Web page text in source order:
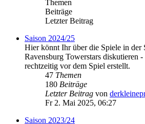
Themen
Beiträge
Letzter Beitrag
Saison 2024/25
Hier könnt Ihr über die Spiele in der
Ravensburg Towerstars diskutieren
rechtzeitig vor dem Spiel erstellt.
47 Themen
180 Beiträge
Letzter Beitrag von
Fr 2. Mai 2025, 06:27
Saison 2023/24